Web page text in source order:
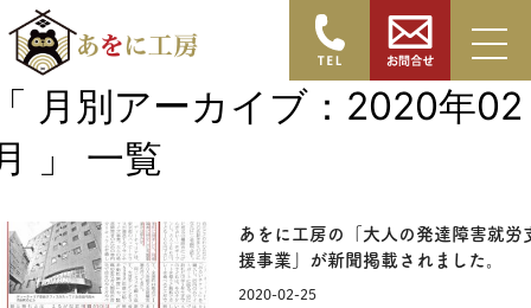
ーム >お知らせ >
月別アーカイブ：2020年02
」 一覧
あをに工房の「大人の発達障害就労
援事業」が新聞掲載されました。
2020-02-25